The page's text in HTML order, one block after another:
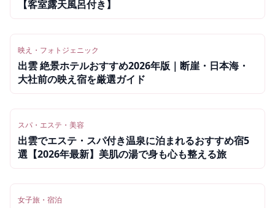
【客室露天風呂付き】
映え・フォトジェニック
出雲 絶景ホテルおすすめ2026年版｜断崖・日本海・
大社前の映え宿を厳選ガイド
スパ・エステ・美容
出雲でエステ・スパ付き温泉に泊まれるおすすめ宿5
選【2026年最新】美肌の湯で身も心も整える旅
女子旅・宿泊